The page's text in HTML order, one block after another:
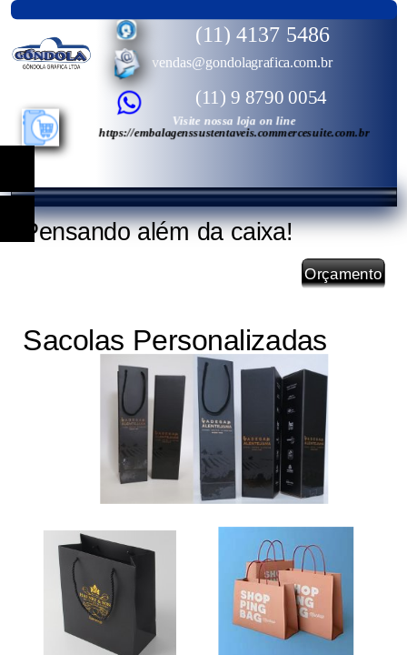
vendas@gondolagrafica.com.br
Pensando além da caixa!
(11) 4137 5486
(11) 9 8790 0054
Visite nossa loja on line
https://embalagenssustentaveis.commercesuite.com.br
Sacolas Personalizadas
Orçamento